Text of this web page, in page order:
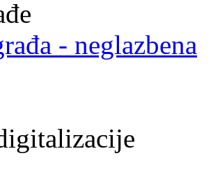
- neglazbena